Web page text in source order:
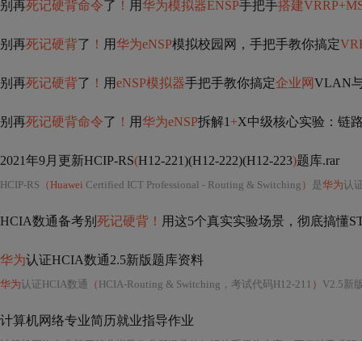
别再死记硬背命令了 ！ 用华为模拟器ENSP手把手搭建
别再死记硬背了 ！ 用华为eNSP模拟校园网，手把手教你搞定
别再死记硬背了 ！ 用eNSP模拟器手把手教你搞定企业网VLAN
别再死记硬背命令了 ！ 用华为eNSP拆解1 +X中级核心实验：链路
2021年9月更新HCIP-RS(H12-221)(H12-222)(H12-223)题库.rar
HCIP-RS （Huawei Certified ICT Professional - Routing & Switching ） 是华为 认证
HCIA数通备考别 死记硬背！ 用这5个真实实验场景，彻底搞懂
华为认证HCIA数通2.5新版题库资料
华为 认证HCIA数通 （ HCIA-Routing & Switching，考试代码H12-211 ） V2.5新版题库资料，是面向初学者及网
计算机网络专业简历就业指导作业